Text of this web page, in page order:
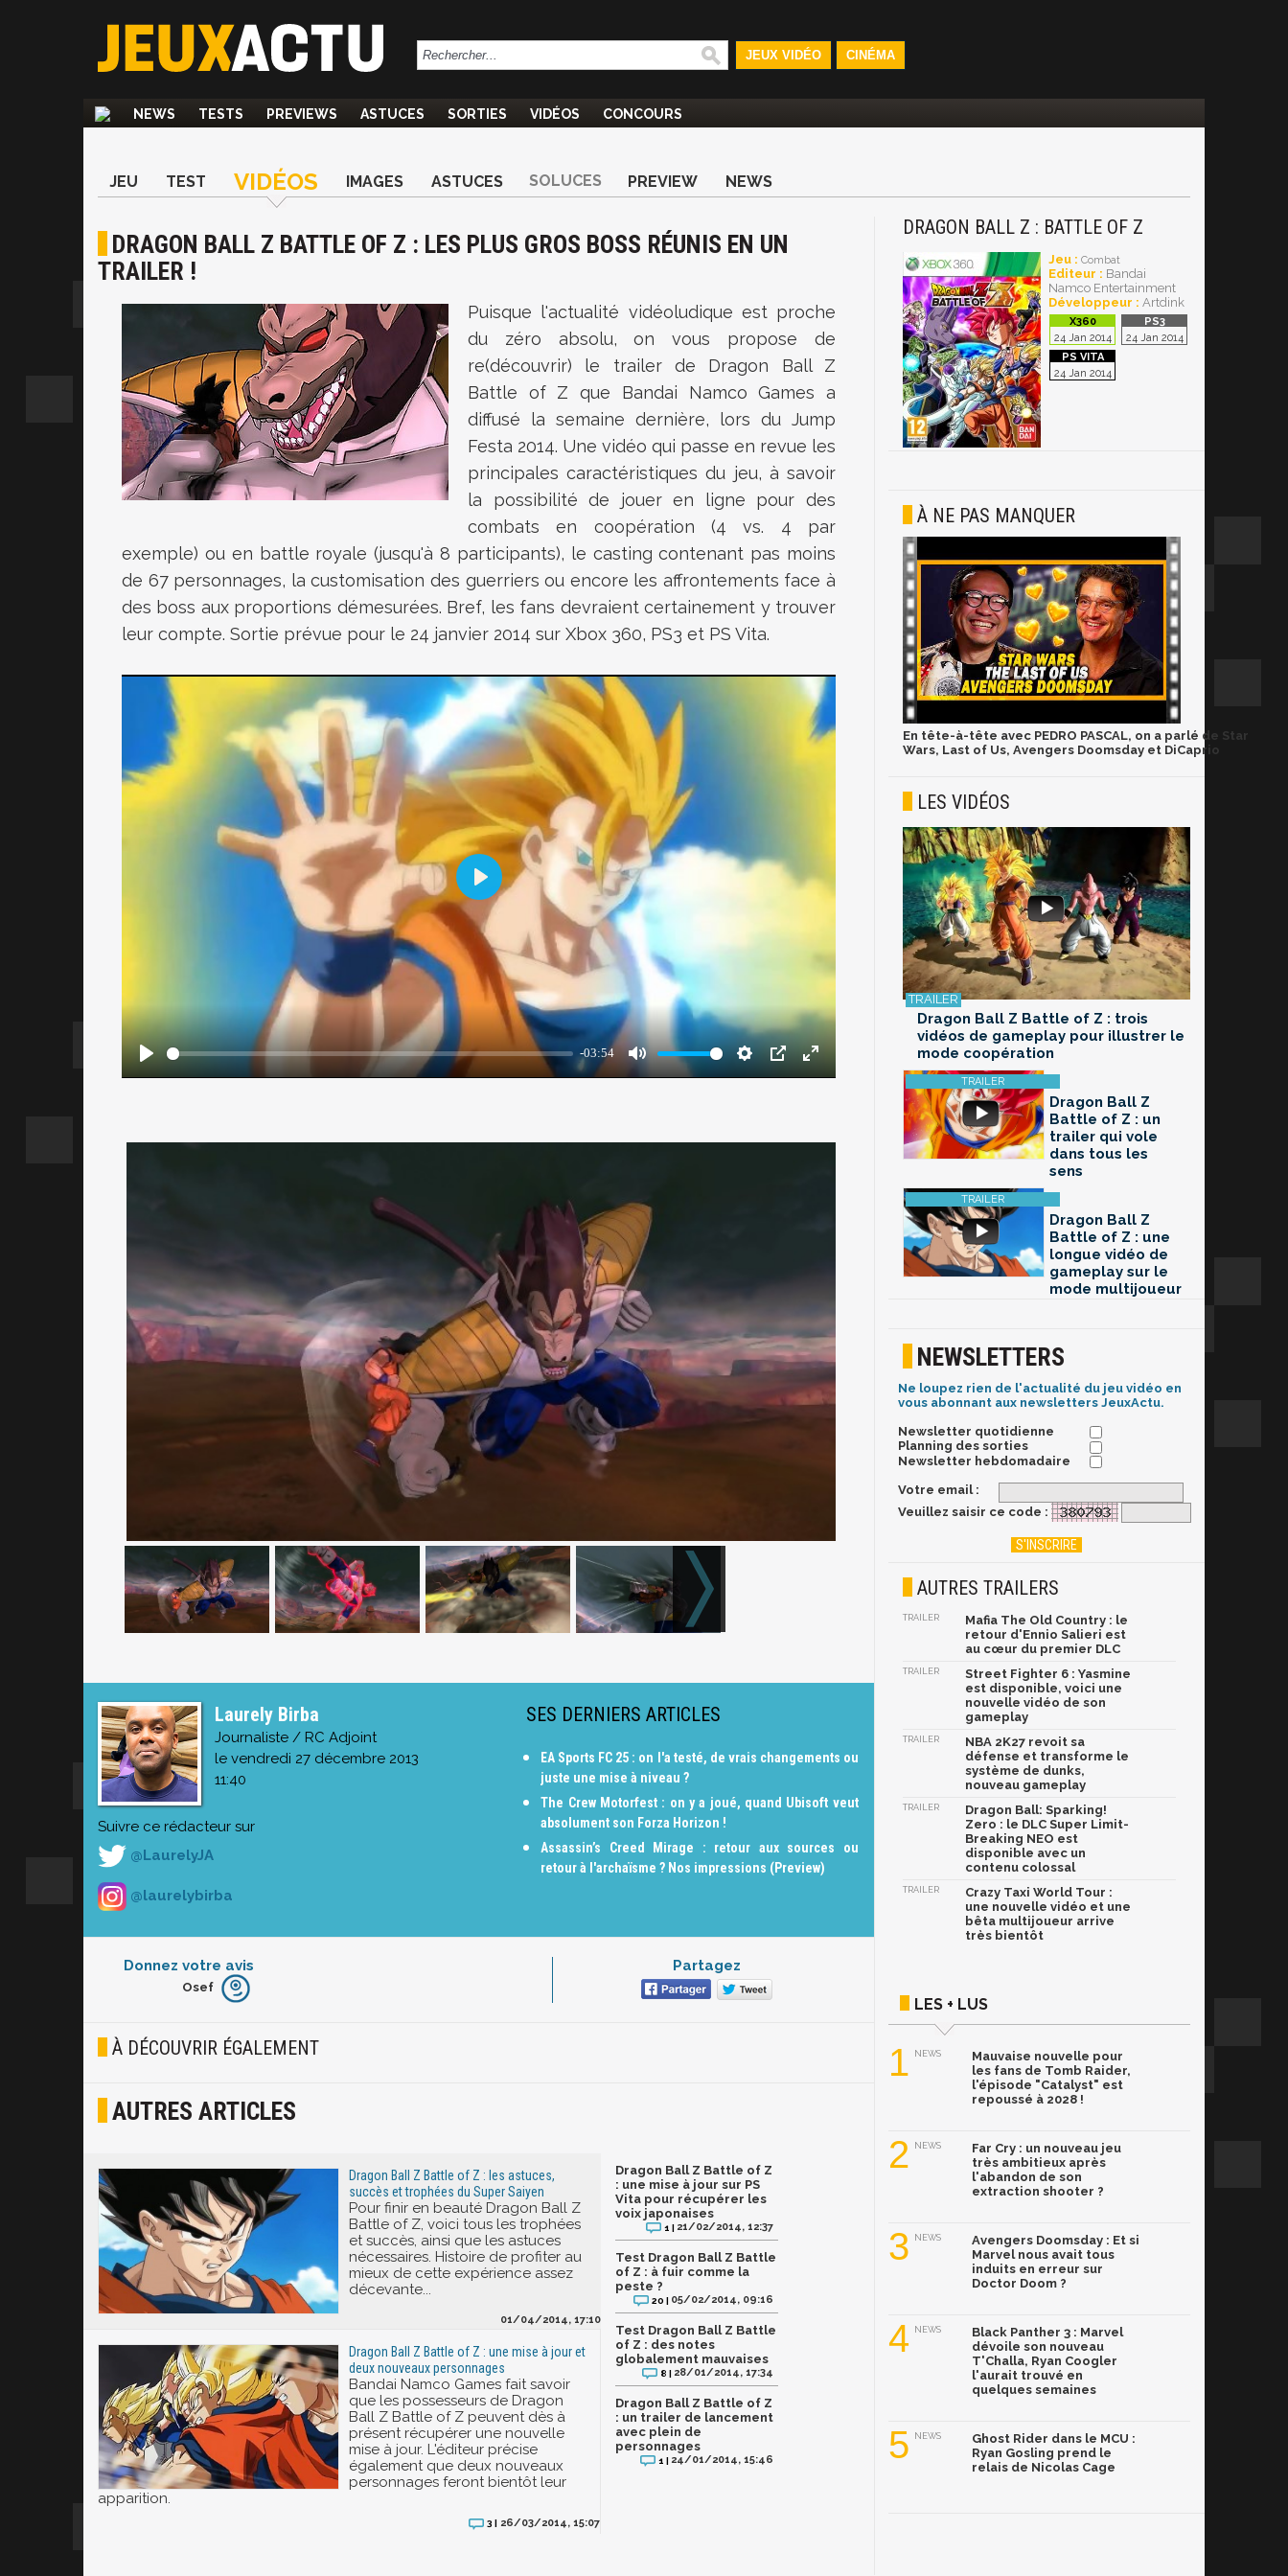
JEUX VIDÉO CINÉMA
NEWS TESTS PREVIEWS ASTUCES SORTIES VIDÉOS CONCOURS
JEU TEST VIDÉOS IMAGES ASTUCES SOLUCES PREVIEW NEWS
DRAGON BALL Z BATTLE OF Z : LES PLUS GROS BOSS RÉUNIS EN UN
TRAILER !
Puisque l'actualité vidéoludique est proche
du zéro absolu, on vous propose de
re(découvrir) le trailer de Dragon Ball Z
Battle of Z que Bandai Namco Games a
diffusé la semaine dernière, lors du Jump
Festa 2014. Une vidéo qui passe en revue les
principales caractéristiques du jeu, à savoir
la possibilité de jouer en ligne pour des
combats en coopération (4 vs. 4 par
exemple) ou en battle royale (jusqu'à 8 participants), le casting contenant pas moins
de 67 personnages, la customisation des guerriers ou encore les affrontements face à
des boss aux proportions démesurées. Bref, les fans devraient certainement y trouver
leur compte. Sortie prévue pour le 24 janvier 2014 sur Xbox 360, PS3 et PS Vita.
Laurely Birba
Journaliste / RC Adjoint
le vendredi 27 décembre 2013
11:40
Suivre ce rédacteur sur
@LaurelyJA
@laurelybirba
SES DERNIERS ARTICLES
EA Sports FC 25 : on l'a testé, de vrais changements ou
juste une mise à niveau ?
The Crew Motorfest : on y a joué, quand Ubisoft veut
absolument son Forza Horizon !
Assassin’s Creed Mirage : retour aux sources ou
retour à l'archaïsme ? Nos impressions (Preview)
Donnez votre avis
Furieux
Joyeux
Osef
Partagez
À DÉCOUVRIR ÉGALEMENT
AUTRES ARTICLES
Dragon Ball Z Battle of Z : les astuces,
succès et trophées du Super Saiyen
Pour finir en beauté Dragon Ball Z
Battle of Z, voici tous les trophées
et succès, ainsi que les astuces
nécessaires. Histoire de profiter au
mieux de cette expérience assez
décevante...
01/04/2014, 17:10
Dragon Ball Z Battle of Z : une mise à jour et
deux nouveaux personnages
Bandai Namco Games fait savoir
que les possesseurs de Dragon
Ball Z Battle of Z peuvent dès à
présent récupérer une nouvelle
mise à jour. L'éditeur précise
également que deux nouveaux
personnages feront bientôt leur
apparition.
3 | 26/03/2014, 15:07
Dragon Ball Z Battle of Z
: une mise à jour sur PS
Vita pour récupérer les
voix japonaises
1 | 21/02/2014, 12:37
Test Dragon Ball Z Battle
of Z : à fuir comme la
peste ?
20 | 05/02/2014, 09:16
Test Dragon Ball Z Battle
of Z : des notes
globalement mauvaises
8 | 28/01/2014, 17:34
Dragon Ball Z Battle of Z
: un trailer de lancement
avec plein de
personnages
1 | 24/01/2014, 15:46
DRAGON BALL Z : BATTLE OF Z
Jeu : Combat
Editeur : Bandai
Namco Entertainment
Développeur : Artdink
24 Jan 2014 24 Jan 2014
24 Jan 2014
À NE PAS MANQUER
En tête-à-tête avec PEDRO PASCAL, on a parlé de Star
Wars, Last of Us, Avengers Doomsday et DiCaprio
LES VIDÉOS
Dragon Ball Z Battle of Z : trois
vidéos de gameplay pour illustrer le
mode coopération
Dragon Ball Z
Battle of Z : un
trailer qui vole
dans tous les
sens
Dragon Ball Z
Battle of Z : une
longue vidéo de
gameplay sur le
mode multijoueur
NEWSLETTERS
Ne loupez rien de l'actualité du jeu vidéo en
vous abonnant aux newsletters JeuxActu.
Newsletter quotidienne
Planning des sorties
Newsletter hebdomadaire
Votre email :
Veuillez saisir ce code :
AUTRES TRAILERS
TRAILER
Mafia The Old Country : le
retour d'Ennio Salieri est
au cœur du premier DLC
TRAILER
Street Fighter 6 : Yasmine
est disponible, voici une
nouvelle vidéo de son
gameplay
TRAILER
NBA 2K27 revoit sa
défense et transforme le
système de dunks,
nouveau gameplay
TRAILER
Dragon Ball: Sparking!
Zero : le DLC Super Limit-
Breaking NEO est
disponible avec un
contenu colossal
TRAILER
Crazy Taxi World Tour :
une nouvelle vidéo et une
bêta multijoueur arrive
très bientôt
LES + LUS
1 NEWS
Mauvaise nouvelle pour
les fans de Tomb Raider,
l'épisode "Catalyst" est
repoussé à 2028 !
2 NEWS
Far Cry : un nouveau jeu
très ambitieux après
l'abandon de son
extraction shooter ?
3 NEWS
Avengers Doomsday : Et si
Marvel nous avait tous
induits en erreur sur
Doctor Doom ?
4 NEWS
Black Panther 3 : Marvel
dévoile son nouveau
T'Challa, Ryan Coogler
l'aurait trouvé en
quelques semaines
5 NEWS
Ghost Rider dans le MCU :
Ryan Gosling prend le
relais de Nicolas Cage